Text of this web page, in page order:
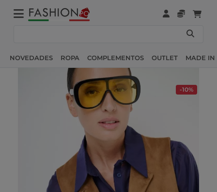
NOVEDADES ROPA COMPLEMENTOS OUTLET MADE IN
-10%